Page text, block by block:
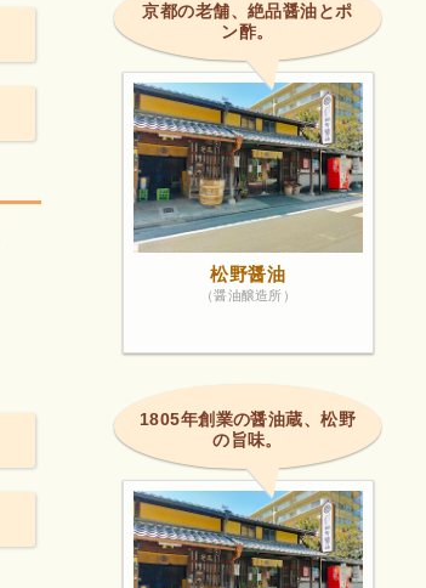
京都の老舗、絶品醤油とポ
ン酢。
松野醤油
（醤油醸造所）
1805年創業の醤油蔵、松野
の旨味。